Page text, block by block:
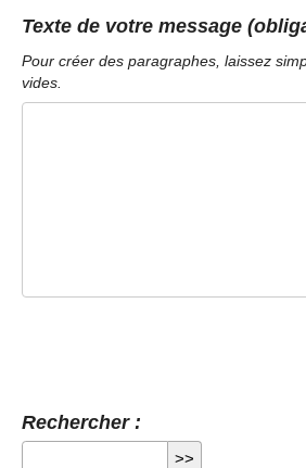
Texte de votre message
Pour créer des paragraphes, laissez
vides.
Rechercher :